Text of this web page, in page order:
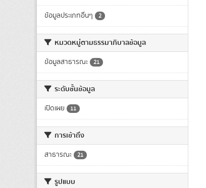
ข้อมูลประเภทอื่นๆ 2
หมวดหมู่ตามธรรมาภิบาลข้อมูล
ข้อมูลสาธารณะ 21
ระดับชั้นข้อมูล
เปิดเผย 11
การเข้าถึง
สาธารณะ 21
รูปแบบ